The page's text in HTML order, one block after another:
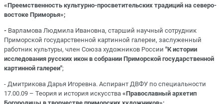
«Преемственность культурно-просветительских традиций на северо-
востоке Приморья»;
- Варламова Людмила Ивановна, старший научный сотрудник
Приморской государственной картинной галереи, заслуженный
работник культуры, член Союза художников России "К истории
исследования русских икон в собрании Приморской государственной
картинной галереи";
- Дмитрикова Дарья Игоревна. Аспирант ДВФУ по специальности
17.00.09 – Теория и история искусства «Православный архетип